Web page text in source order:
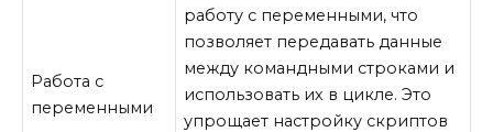
Работа с
переменными
работу с переменными, что
позволяет передавать данные
между командными строками и
использовать их в цикле. Это
упрощает настройку скриптов